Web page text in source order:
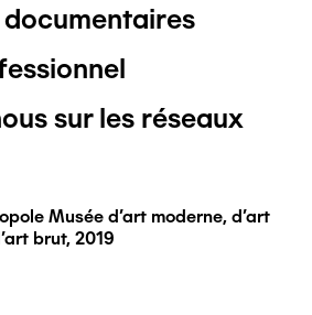
documentaires
sur les réseaux
Musée d'art moderne, d'art
brut, 2019